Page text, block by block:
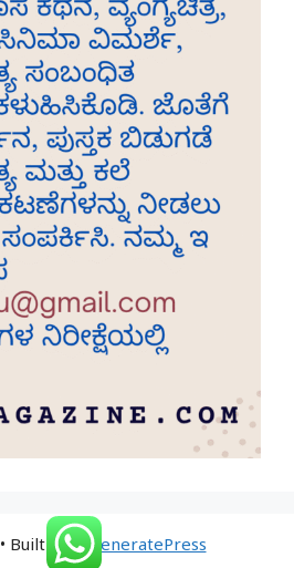
• Built withGeneratePress